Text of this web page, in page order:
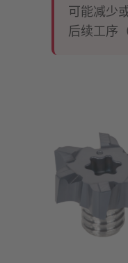
可能减少
后续工序